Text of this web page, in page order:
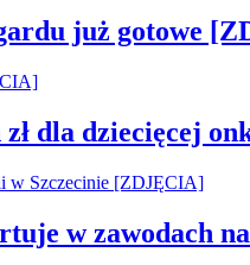
już gotowe
dla dziecięcej
w zawodach